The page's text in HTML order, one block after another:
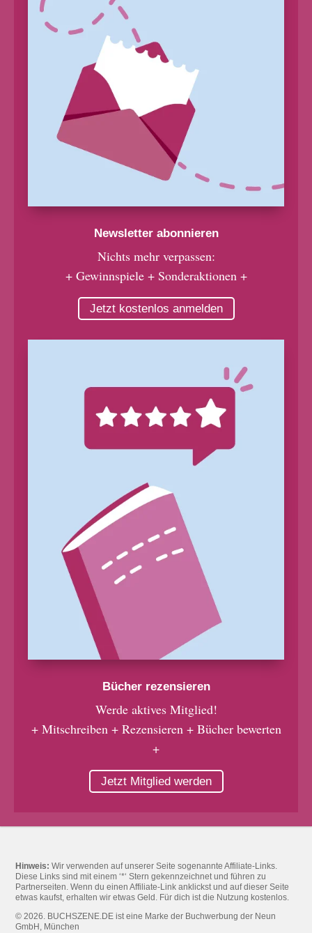
Newsletter abonnieren
Nichts mehr verpassen:
+ Gewinnspiele + Sonderaktionen +
Jetzt kostenlos anmelden
Bücher rezensieren
Werde aktives Mitglied!
+ Mitschreiben + Rezensieren + Bücher bewerten
+
Jetzt Mitglied werden
Hinweis: Wir verwenden auf unserer Seite sogenannte Affiliate-Links.
Diese Links sind mit einem ‘*‘ Stern gekennzeichnet und führen zu
Partnerseiten. Wenn du einen Affiliate-Link anklickst und auf dieser Seite
etwas kaufst, erhalten wir etwas Geld. Für dich ist die Nutzung kostenlos.
© 2026. BUCHSZENE.DE ist eine Marke der Buchwerbung der Neun
GmbH, München